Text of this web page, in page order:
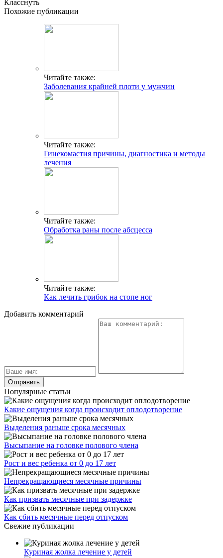
Класснуть
Похожие публикации
Читайте также:
Заболевания крайней плоти у мужчин
Читайте также:
Гинекомастия причины, диагностика и методы
лечения
Читайте также:
Обработка раны после абсцесса
Читайте также:
Как лечить грибок на стопе ног
Добавить комментарий
Популярные статьи
Какие ощущения когда происходит оплодотворение
Выделения раньше срока месячных
Высыпание на головке полового члена
Рост и вес ребенка от 0 до 17 лет
Непрекращающиеся месячные причины
Как призвать месячные при задержке
Как сбить месячные перед отпуском
Свежие публикации
Куриная жолка лечение у детей